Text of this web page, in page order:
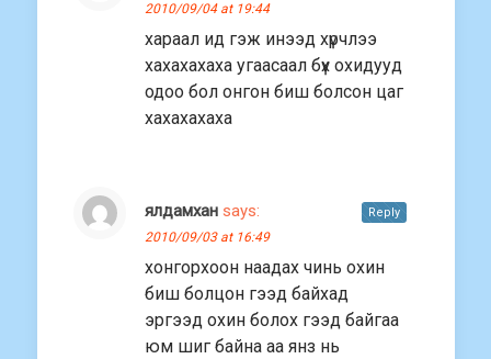
2010/09/04 at 19:44
хараал ид гэж инээд xүрчлээ
xаxаxаxаxа угаасаал бүх охидууд
одоо бол онгон биш болсон цаг
xаxаxаxаxа
ялдамхан says:
2010/09/03 at 16:49
хонгорхоон наадах чинь охин
биш болцон гээд байхад
эргээд охин болох гээд байгаа
юм шиг байна аа янз нь
Reply